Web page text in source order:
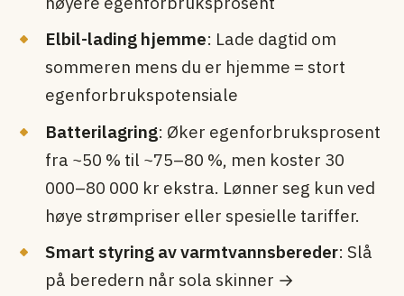
Elbil-lading hjemme: Lade dagtid om
sommeren mens du er hjemme = stort
egenforbrukspotensiale
Batterilagring: Øker egenforbruksprosent
fra ~50 % til ~75–80 %, men koster 30
000–80 000 kr ekstra. Lønner seg kun ved
høye strømpriser eller spesielle tariffer.
Smart styring av varmtvannsbereder: Slå
på beredern når sola skinner →